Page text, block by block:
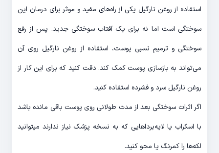
استفاده از روغن نارگیل یکی از راه‌های مفید و موثر برای درمان این
سوختگی است اما نه برای یک آفتاب سوختگی جدید. پس از رفع
سوختگی و ترمیم نسبی پوست، استفاده از روغن نارگیل روی آن
می‌تواند به بازسازی پوست کمک کند. دقت کنید که برای این کار از
روغن نارگیل سرد و فشرده استفاده کنید.
اگر اثرات سوختگی بعد از مدت طولانی روی پوست باقی مانده باشد
با اسکراب یا لایه‌برداهایی که به نسخه پزشک نیاز ندارند می‎توانید
لکه‌ها را کمرنگ یا محو کنید.